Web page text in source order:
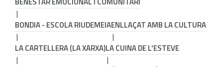
BONDIA - ESCOLA RIUDEMEIAENLLAÇAT AMB LA CULTURA
LA CARTELLERA (LA XARXA)LA CUINA DE L'ESTEVE